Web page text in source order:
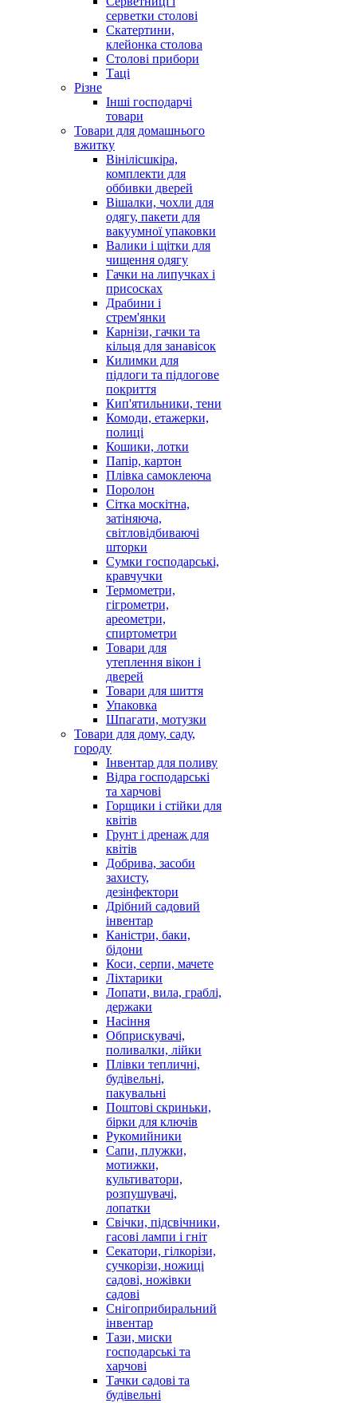
серветки столові
Скатертини,
клейонка столова
Столові прибори
Таці
Різне
Інші господарчі
товари
Товари для домашнього
вжитку
Вінілісшкіра,
комплекти для
оббивки дверей
Вішалки, чохли для
одягу, пакети для
вакуумної упаковки
Валики і щітки для
чищення одягу
Гачки на липучках і
присосках
Драбини і
стрем'янки
Карнізи, гачки та
кільця для занавісок
Килимки для
підлоги та підлогове
покриття
Кип'ятильники, тени
Комоди, етажерки,
полиці
Кошики, лотки
Папір, картон
Плівка самоклеюча
Поролон
Сітка москітна,
затіняюча,
світловідбиваючі
шторки
Сумки господарські,
кравчучки
Термометри,
гігрометри,
ареометри,
спиртометри
Товари для
утеплення вікон і
дверей
Товари для шиття
Упаковка
Шпагати, мотузки
Товари для дому, саду,
городу
Інвентар для поливу
Відра господарські
та харчові
Горщики і стійки для
квітів
Грунт і дренаж для
квітів
Добрива, засоби
захисту,
дезінфектори
Дрібний садовий
інвентар
Каністри, баки,
бідони
Коси, серпи, мачете
Ліхтарики
Лопати, вила, граблі,
держаки
Насіння
Обприскувачі,
поливалки, лійки
Плівки тепличні,
будівельні,
пакувальні
Поштові скриньки,
бірки для ключів
Рукомийники
Сапи, плужки,
мотижки,
культиватори,
розпушувачі,
лопатки
Свічки, підсвічники,
гасові лампи і гніт
Секатори, гілкорізи,
сучкорізи, ножиці
садові, ножівки
садові
Снігоприбиральний
інвентар
Тази, миски
господарські та
харчові
Тачки садові та
будівельні